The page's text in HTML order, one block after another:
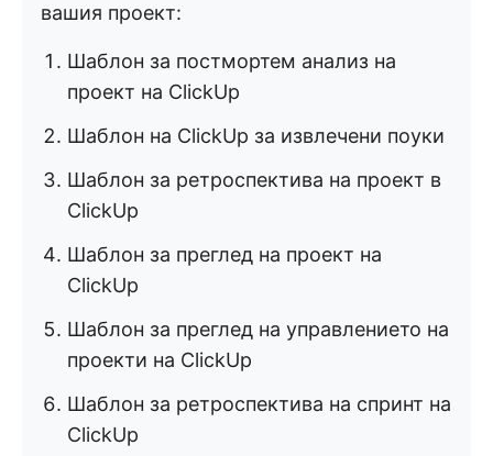
вашия проект:
Шаблон за постмортем анализ на
проект на ClickUp
Шаблон на ClickUp за извлечени поуки
Шаблон за ретроспектива на проект в
ClickUp
Шаблон за преглед на проект на
ClickUp
Шаблон за преглед на управлението на
проекти на ClickUp
Шаблон за ретроспектива на спринт на
ClickUp